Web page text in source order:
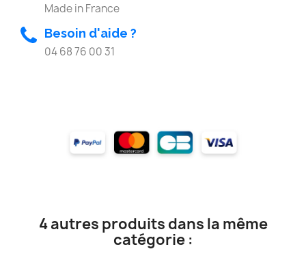
Made in France
Besoin d'aide ?
04 68 76 00 31
4 autres produits dans la même
catégorie :